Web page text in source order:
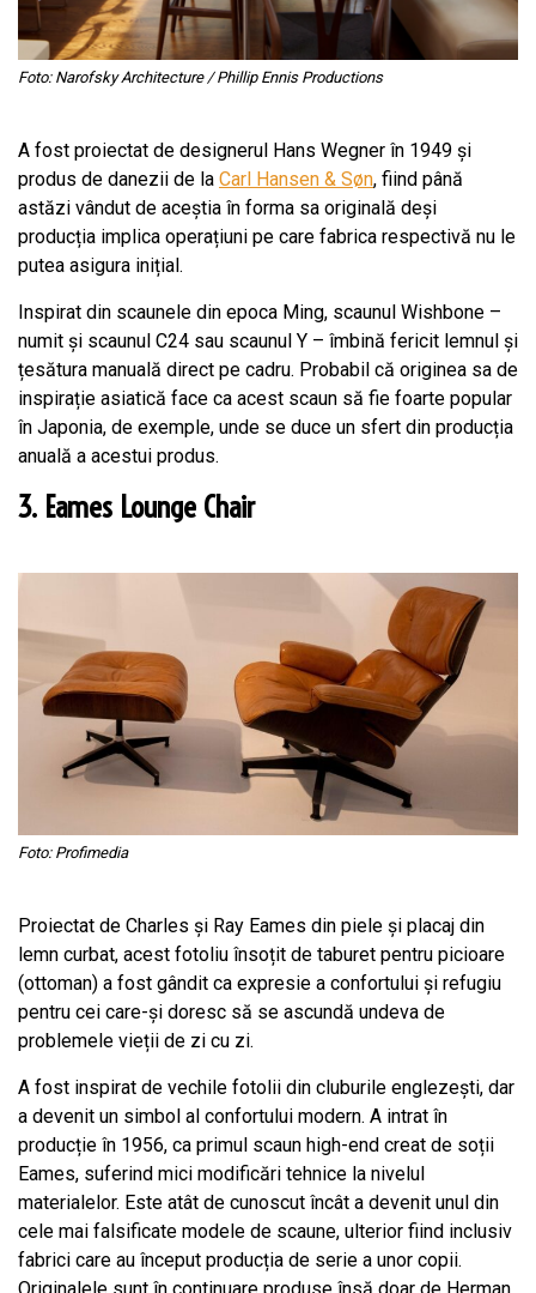
Foto: Narofsky Architecture / Phillip Ennis Productions
A fost proiectat de designerul Hans Wegner în 1949 și
produs de danezii de la Carl Hansen & Søn, fiind până
astăzi vândut de aceștia în forma sa originală deși
producția implica operațiuni pe care fabrica respectivă nu le
putea asigura inițial.
Inspirat din scaunele din epoca Ming, scaunul Wishbone –
numit și scaunul C24 sau scaunul Y – îmbină fericit lemnul și
țesătura manuală direct pe cadru. Probabil că originea sa de
inspirație asiatică face ca acest scaun să fie foarte popular
în Japonia, de exemple, unde se duce un sfert din producția
anuală a acestui produs.
3. Eames Lounge Chair
Foto: Profimedia
Proiectat de Charles și Ray Eames din piele și placaj din
lemn curbat, acest fotoliu însoțit de taburet pentru picioare
(ottoman) a fost gândit ca expresie a confortului și refugiu
pentru cei care-și doresc să se ascundă undeva de
problemele vieții de zi cu zi.
A fost inspirat de vechile fotolii din cluburile englezești, dar
a devenit un simbol al confortului modern. A intrat în
producție în 1956, ca primul scaun high-end creat de soții
Eames, suferind mici modificări tehnice la nivelul
materialelor. Este atât de cunoscut încât a devenit unul din
cele mai falsificate modele de scaune, ulterior fiind inclusiv
fabrici care au început producția de serie a unor copii.
Originalele sunt în continuare produse însă doar de Herman